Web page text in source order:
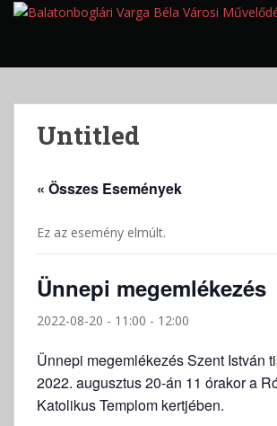
p
Untitled
« Összes Események
Ez az esemény elmúlt.
Ünnepi megemlékezés
2022-08-20 - 11:00 - 12:00
Ünnepi megemlékezés Szent István
2022. augusztus 20-án 11 órakor a
Katolikus Templom kertjében.